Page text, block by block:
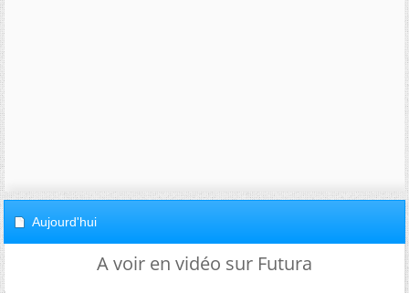
Aujourd'hui
A voir en vidéo sur Futura